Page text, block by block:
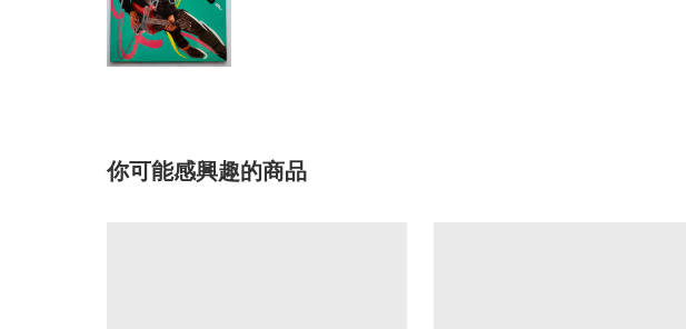
你可能感興趣的商品